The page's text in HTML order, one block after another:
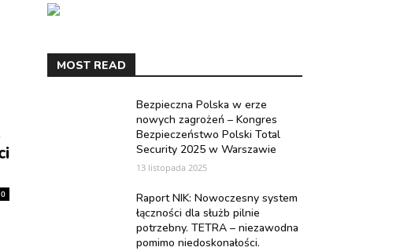
0
MOST READ
Bezpieczna Polska w erze
nowych zagrożeń – Kongres
Bezpieczeństwo Polski Total
Security 2025 w Warszawie
13 listopada 2025
Raport NIK: Nowoczesny system
łączności dla służb pilnie
potrzebny. TETRA – niezawodna
pomimo niedoskonałości.